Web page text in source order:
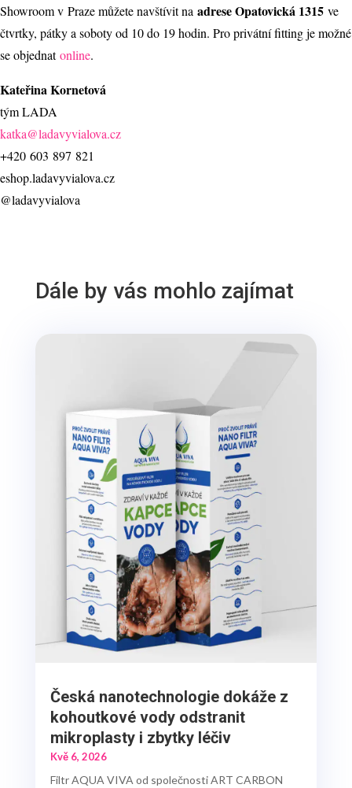
Showroom v Praze můžete navštívit na adrese Opatovická 1315 ve
čtvrtky, pátky a soboty od 10 do 19 hodin. Pro privátní fitting je možné
se objednatonline.
Kateřina Kornetová
tým LADA
katka@ladavyvialova.cz
+420 603 897 821
eshop.ladavyvialova.cz
@ladavyvialova
Dále by vás mohlo zajímat
Česká nanotechnologie dokáže z
kohoutkové vody odstranit
mikroplasty i zbytky léčiv
Kvě 6, 2026
Filtr AQUA VIVA od společnosti ART CARBON